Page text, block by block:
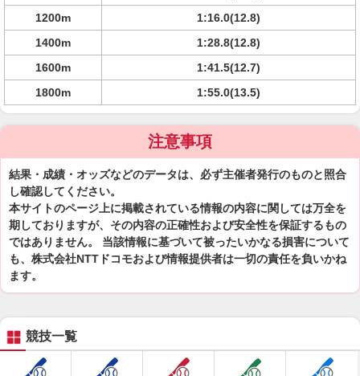
1200m
1:16.0(12.8)
1400m
1:28.8(12.8)
1600m
1:41.5(12.7)
1800m
1:55.0(13.5)
注意事項
結果・成績・オッズなどのデータは、必ず主催者発行のものと照合
し確認してください。
本サイトのページ上に掲載されている情報の内容に関しては万全を
期しておりますが、その内容の正確性および安全性を保証するもの
ではありません。 当該情報に基づいて被ったいかなる損害について
も、株式会社NTTドコモおよび情報提供者は一切の責任を負いかね
ます。
競技一覧